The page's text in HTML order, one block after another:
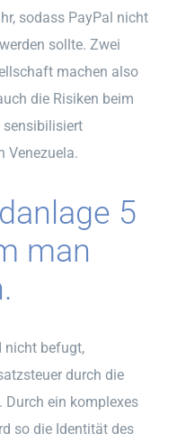
sodass PayPal nicht
sollte. Zwei
machen also
die Risiken beim
Venezuela.
5
man
nicht befugt,
durch die
Durch ein komplexes
so die Identität des